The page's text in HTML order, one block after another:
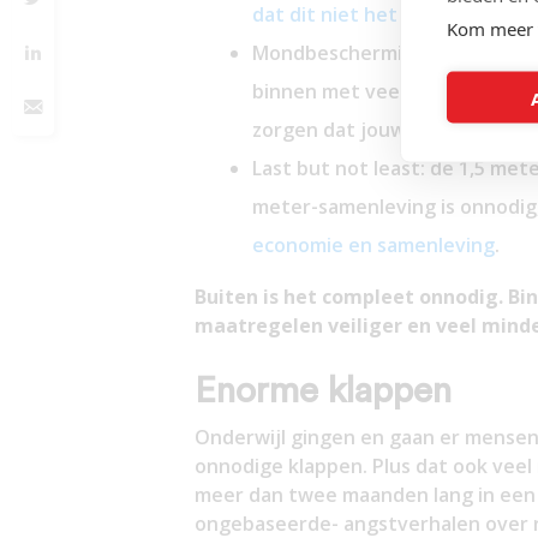
Kom
dat dit niet het geval is.
Mondbescherming is onnodig
binnen met veel vreemde
zorgen dat jouw mogelijke
Last but not least: de 1,5
meter-samenleving is
economie en samenleving.
Buiten is het compleet onnodig.
maatregelen veiliger en veel
Enorme klappen
Onderwijl gingen en gaan er
onnodige klappen. Plus dat ook
meer dan twee maanden lang in
ongebaseerde- angstverhalen over